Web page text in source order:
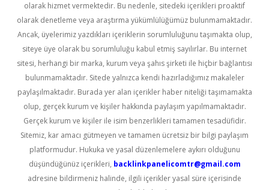
olarak hizmet vermektedir. Bu nedenle, sitedeki içerikleri proaktif
olarak denetleme veya araştırma yükümlülüğümüz bulunmamaktadır.
Ancak, üyelerimiz yazdıkları içeriklerin sorumluluğunu taşımakta olup,
siteye üye olarak bu sorumluluğu kabul etmiş sayılırlar. Bu internet
sitesi, herhangi bir marka, kurum veya şahıs şirketi ile hiçbir bağlantısı
bulunmamaktadır. Sitede yalnızca kendi hazırladığımız makaleler
paylaşılmaktadır. Burada yer alan içerikler haber niteliği taşımamakta
olup, gerçek kurum ve kişiler hakkında paylaşım yapılmamaktadır.
Gerçek kurum ve kişiler ile isim benzerlikleri tamamen tesadüfidir.
Sitemiz, kar amacı gütmeyen ve tamamen ücretsiz bir bilgi paylaşım
platformudur. Hukuka ve yasal düzenlemelere aykırı olduğunu
düşündüğünüz içerikleri, backlinkpanelicomtr@gmail.com
adresine bildirmeniz halinde, ilgili içerikler yasal süre içerisinde